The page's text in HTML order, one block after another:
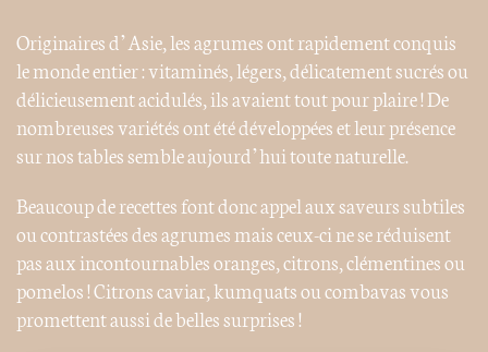
Originaires d’Asie, les agrumes ont rapidement conquis
le monde entier : vitaminés, légers, délicatement sucrés ou
délicieusement acidulés, ils avaient tout pour plaire ! De
nombreuses variétés ont été développées et leur présence
sur nos tables semble aujourd’hui toute naturelle.
Beaucoup de recettes font donc appel aux saveurs subtiles
ou contrastées des agrumes mais ceux-ci ne se réduisent
pas aux incontournables oranges, citrons, clémentines ou
pomelos ! Citrons caviar, kumquats ou combavas vous
promettent aussi de belles surprises !